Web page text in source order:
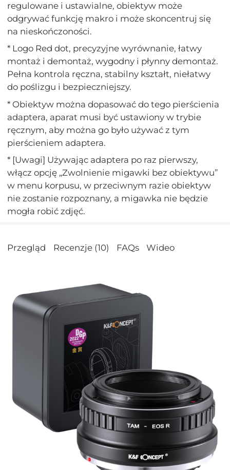
regulowane i ustawialne, obiektyw może
odgrywać funkcję makro i może skoncentruj się
na nieskończoności.
* Logo Red dot, precyzyjne wyrównanie, łatwy
montaż i demontaż, wygodny i płynny demontaż.
Pełna kontrola ręczna, stabilny kształt, niełatwy
do poślizgu i bezpieczniejszy.
* Obiektyw można dopasować do tego pierścienia
adaptera, aparat musi być ustawiony w trybie
ręcznym, aby można go było używać z tym
pierścieniem adaptera.
* [Uwagi] Używając adaptera po raz pierwszy,
włącz opcję „Zwolnienie migawki bez obiektywu”
w menu korpusu, w przeciwnym razie obiektyw
nie zostanie rozpoznany, a migawka nie będzie
mogła robić zdjęć.
Przegląd Recenzje (10) FAQs Wideo